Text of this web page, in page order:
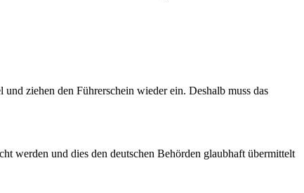
ziehen den Führerschein wieder ein. Deshalb muss das
werden und dies den deutschen Behörden glaubhaft übermittelt